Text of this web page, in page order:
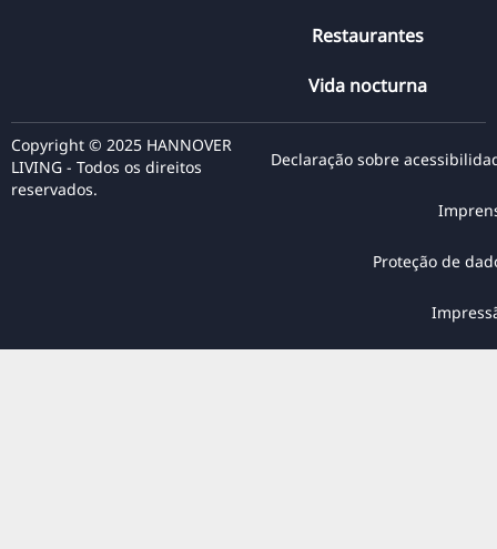
Restaurantes
Vida nocturna
Copyright © 2025 HANNOVER
LIVING - Todos os direitos
reservados.
Declaração sobre
Proteção de